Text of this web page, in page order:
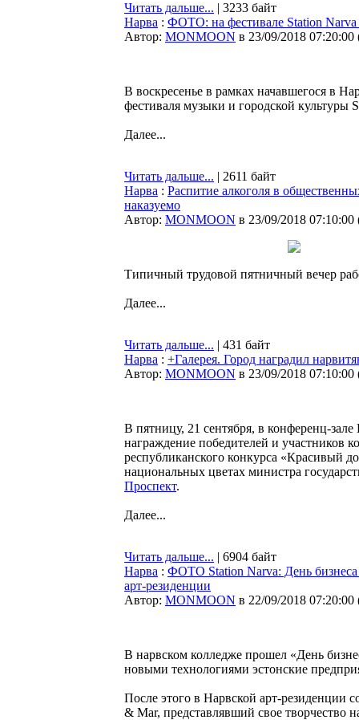
Читать дальше... | 3233 байт
Нарва : ФОТО: на фестивале Station
Автор: MONMOON в 23/09/2018 07:20:00
В воскресенье в рамках начавшегося в
фестиваля музыки и городской
Далее...
Читать дальше... | 2611 байт
Нарва : Распитие алкоголя в
наказуемо
Автор: MONMOON в 23/09/2018 07:10:00
Типичный трудовой пятничный вечер
Далее...
Читать дальше... | 431 байт
Нарва : +Галерея. Город наградил
Автор: MONMOON в 23/09/2018 07:10:00
В пятницу, 21 сентября, в конференц-
награждение победителей и участников
республиканского конкурса «Красивый
национальных цветах министра
Проспект.
Далее...
Читать дальше... | 6904 байт
Нарва : ФОТО Station Narva: День
арт-резиденции
Автор: MONMOON в 22/09/2018 07:20:00
В нарвском колледже прошел «День
новыми технологиями эстонские
После этого в Нарвской арт-резиденции
& Mar, представлявший свое творчество